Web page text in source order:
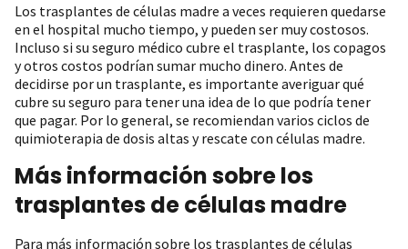
Los trasplantes de células madre a veces requieren quedarse
en el hospital mucho tiempo, y pueden ser muy costosos.
Incluso si su seguro médico cubre el trasplante, los copagos
y otros costos podrían sumar mucho dinero. Antes de
decidirse por un trasplante, es importante averiguar qué
cubre su seguro para tener una idea de lo que podría tener
que pagar. Por lo general, se recomiendan varios ciclos de
quimioterapia de dosis altas y rescate con células madre.
Más información sobre los
trasplantes de células madre
Para más información sobre los trasplantes de células